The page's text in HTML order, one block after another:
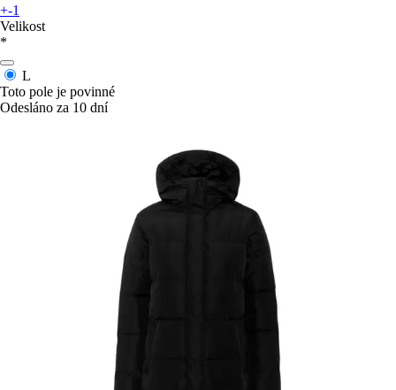
+-1
Velikost
*
L
Toto pole je povinné
Odesláno za 10 dní